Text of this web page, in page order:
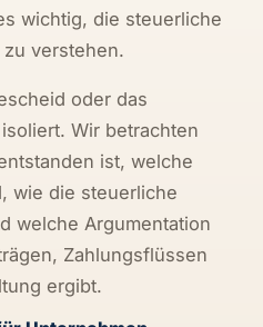
wichtig, die steuerliche
verstehen.
oder das
Wir betrachten
ist, welche
wie die steuerliche
welche Argumentation
Zahlungsflüssen
ergibt.